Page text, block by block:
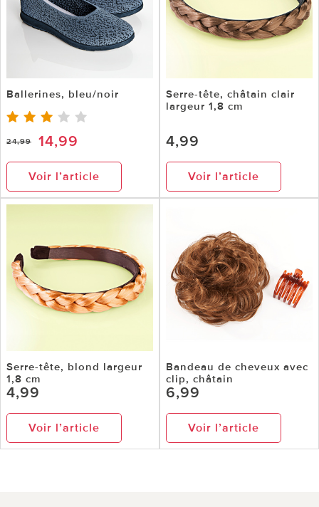
Ballerines, bleu/noir
24,99 14,99
Voir l’article
Serre-tête, châtain clair
largeur 1,8 cm
4,99
Voir l’article
Serre-tête, blond largeur
1,8 cm
4,99
Voir l’article
Bandeau de cheveux avec
clip, châtain
6,99
Voir l’article